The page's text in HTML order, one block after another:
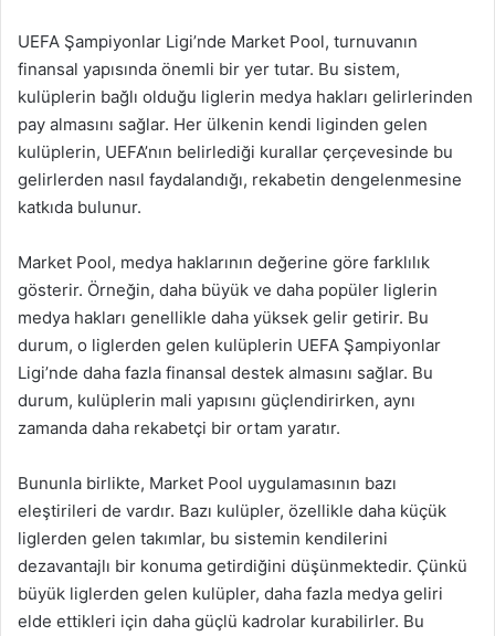
UEFA Şampiyonlar Ligi’nde Market Pool, turnuvanın
finansal yapısında önemli bir yer tutar. Bu sistem,
kulüplerin bağlı olduğu liglerin medya hakları gelirlerinden
pay almasını sağlar. Her ülkenin kendi liginden gelen
kulüplerin, UEFA’nın belirlediği kurallar çerçevesinde bu
gelirlerden nasıl faydalandığı, rekabetin dengelenmesine
katkıda bulunur.
Market Pool, medya haklarının değerine göre farklılık
gösterir. Örneğin, daha büyük ve daha popüler liglerin
medya hakları genellikle daha yüksek gelir getirir. Bu
durum, o liglerden gelen kulüplerin UEFA Şampiyonlar
Ligi’nde daha fazla finansal destek almasını sağlar. Bu
durum, kulüplerin mali yapısını güçlendirirken, aynı
zamanda daha rekabetçi bir ortam yaratır.
Bununla birlikte, Market Pool uygulamasının bazı
eleştirileri de vardır. Bazı kulüpler, özellikle daha küçük
liglerden gelen takımlar, bu sistemin kendilerini
dezavantajlı bir konuma getirdiğini düşünmektedir. Çünkü
büyük liglerden gelen kulüpler, daha fazla medya geliri
elde ettikleri için daha güçlü kadrolar kurabilirler. Bu